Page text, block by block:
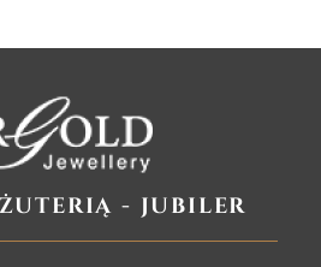
- jubiler